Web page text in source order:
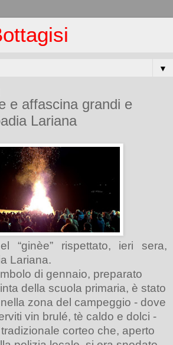
▼
e affascina grandi e
Lariana
“ginèe” rispettato, ieri sera,
Lariana.
di gennaio, preparato
della scuola primaria, è stato
zona del campeggio - dove
vin brulé, tè caldo e dolci -
tradizionale corteo che, aperto